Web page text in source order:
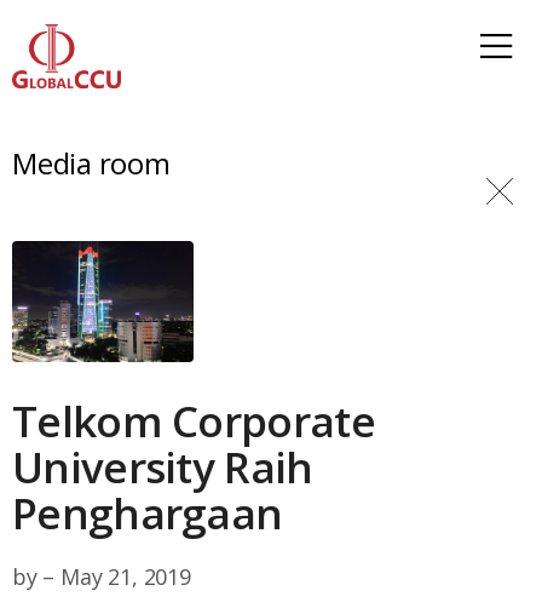
Media room
Telkom Corporate
University Raih
Penghargaan
by – May 21, 2019